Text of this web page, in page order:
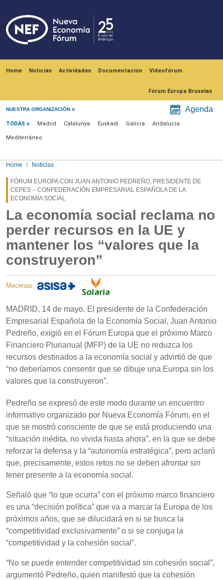
Home Noticias Actividades Documentación Videofórum
Fórum Europa Bruselas
NUESTRA ORGANIZACIÓN Agenda
Menú noticias
TODAS Madrid Catalunya Euskadi Galicia Andalucía
Mediterráneo
Home Noticias
FÓRUM EUROPA CON JUAN ANTONIO PEDREÑO, PRESIDENTE DE
CEPES – CONFEDERACIÓN EMPRESARIAL ESPAÑOLA DE LA
ECONOMÍA SOCIAL
La economía social reclama no
perder recursos en la UE y
mantener los “valores que la
construyeron”
Mecenas
MADRID, 14 de mayo. El presidente de la Confederación
Empresarial Española de la Economía Social, Juan Antonio
Pedreño, exigió en el Fórum Europa que el próximo Marco
Financiero Plurianual (MFP) de la UE no reduzca los
recursos destinados a la economía social y advirtió de que
“no deberíamos consentir que se dibuje una Europa sin los
valores que la construyeron”.
Pedreño se expresó de este modo durante un encuentro
informativo organizado por Nueva Economía Fórum, en el
que se mostró consciente de que se está produciendo una
“situación inédita, no vivida hasta ahora”, en la que se debe
reforzar la defensa y la “autonomía estratégica”, pero aclaró
que, precisamente, estos retos no se deben afrontar sin
tener presente a la economía social.
Señaló que “lo que ocurra” con el próximo marco financiero
es una “decisión política” que va a marcar la Europa de los
próximos años, que se dilucidará en si se busca la
“competitividad exclusivamente” o si se conjuga la
“competitividad y la cohesión social”.
“No se puede entender competitividad sin cohesión social”,
argumentó Pedreño, quien manifestó que la cohesión